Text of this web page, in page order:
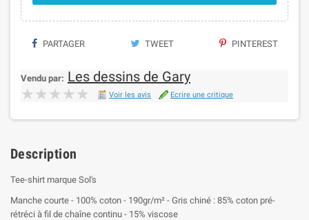
PARTAGER TWEET PINTEREST
Vendu par: Les dessins de Gary
★★★★★
★★★★★ Voir les avis Ecrire une critique
Description
Tee-shirt marque Sol's
Manche courte - 100% coton - 190gr/m² - Gris chiné : 85% coton pré-
rétréci à fil de chaîne continu - 15% viscose